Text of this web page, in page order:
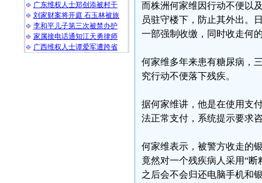
广东维权人士郑创添被村干
刘家财案将开庭 石玉林被旅
李和平儿子第三次被禁办护
家属接电话通知江天勇律师
广西维权人士谭爱军遭跨省
而株洲何家维因行动不便以
员驻守楼下，防止其外出。
一部强制收缴，同时收走何
何家维多年来患有糖尿病，
究行动不便落下残疾。
据何家维讲，他是在使用支
法正常支付，系统提示要求
何家维表示，被警方收走的
竟然对一个残疾病人采用“
之后会不会归还电脑手机和